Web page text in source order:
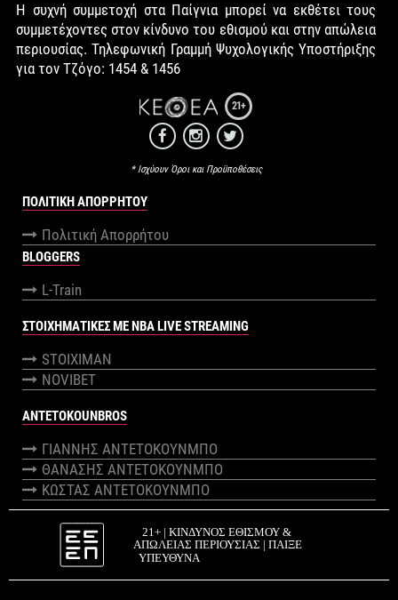
Η συχνή συμμετοχή στα Παίγνια μπορεί να εκθέτει τους
συμμετέχοντες στον κίνδυνο του εθισμού και στην απώλεια
περιουσίας. Τηλεφωνική Γραμμή Ψυχολογικής Υποστήριξης
για τον Τζόγο: 1454 & 1456
21+
* Ισχύουν Όροι και Προϋποθέσεις
ΠΟΛΙΤΙΚΉ ΑΠΟΡΡΉΤΟΥ
Πολιτική Απορρήτου
BLOGGERS
L-Train
ΣΤΟΙΧΗΜΑΤΙΚΕΣ ΜΕ NBA LIVE STREAMING
STOIXIMAN
NOVIBET
ANTETOKOUNBROS
ΓΙΑΝΝΗΣ ΑΝΤΕΤΟΚΟΥΝΜΠΟ
ΘΑΝΑΣΗΣ ΑΝΤΕΤΟΚΟΥΝΜΠΟ
ΚΩΣΤΑΣ ΑΝΤΕΤΟΚΟΥΝΜΠΟ